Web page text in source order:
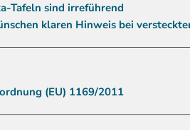
Tafeln sind irreführend
klaren Hinweis bei
(EU) 1169/2011